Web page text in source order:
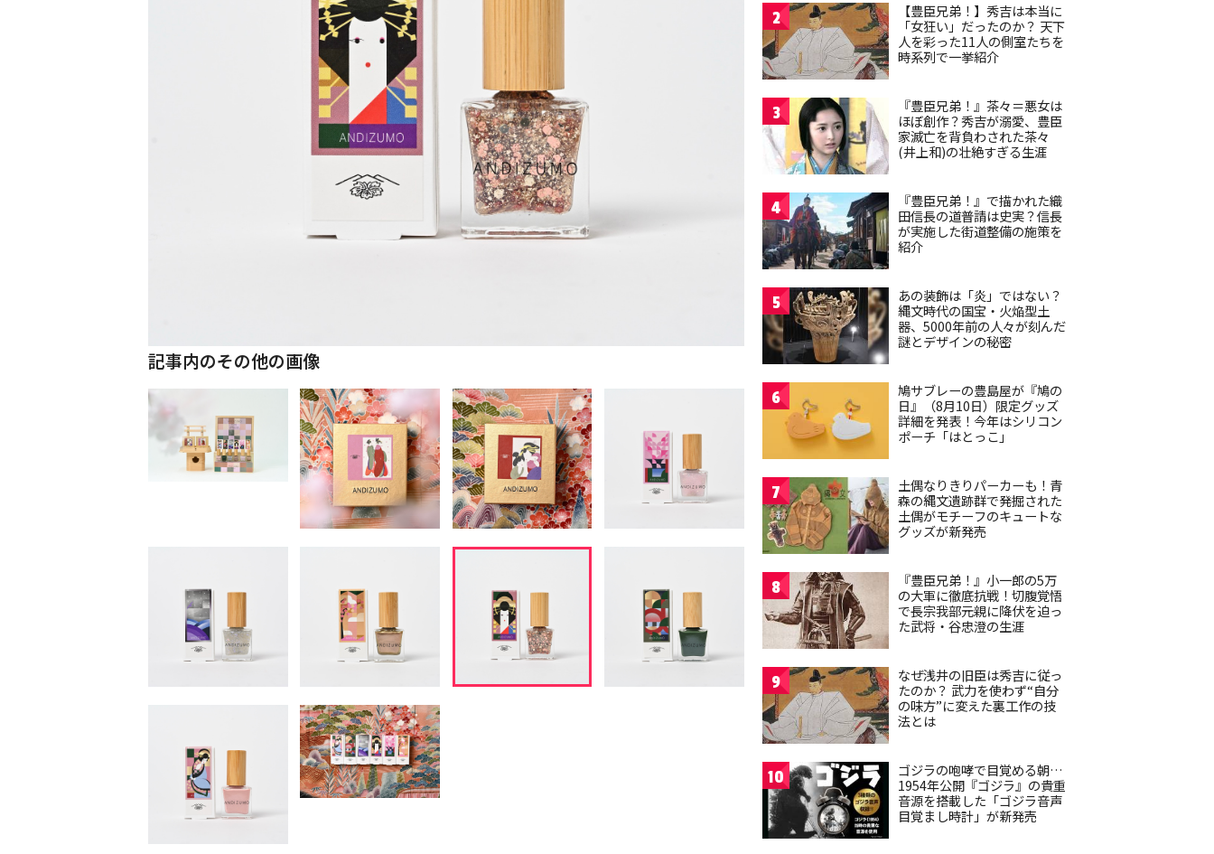
記事内のその他の画像
2
【豊臣兄弟！】秀吉は本当に
「女狂い」だったのか？ 天下
人を彩った11人の側室たちを
時系列で一挙紹介
3
『豊臣兄弟！』茶々＝悪女は
ほぼ創作？秀吉が溺愛、豊臣
家滅亡を背負わされた茶々
(井上和)の壮絶すぎる生涯
4
『豊臣兄弟！』で描かれた織
田信長の道普請は史実？信長
が実施した街道整備の施策を
紹介
5
あの装飾は「炎」ではない？
縄文時代の国宝・火焔型土
器、5000年前の人々が刻んだ
謎とデザインの秘密
6
鳩サブレーの豊島屋が『鳩の
日』（8月10日）限定グッズ
詳細を発表！今年はシリコン
ポーチ「はとっこ」
7
土偶なりきりパーカーも！青
森の縄文遺跡群で発掘された
土偶がモチーフのキュートな
グッズが新発売
8
『豊臣兄弟！』小一郎の5万
の大軍に徹底抗戦！切腹覚悟
で長宗我部元親に降伏を迫っ
た武将・谷忠澄の生涯
9
なぜ浅井の旧臣は秀吉に従っ
たのか？ 武力を使わず“自分
の味方”に変えた裏工作の技
法とは
10
ゴジラの咆哮で目覚める朝…
1954年公開『ゴジラ』の貴重
音源を搭載した「ゴジラ音声
目覚まし時計」が新発売